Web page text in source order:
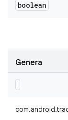
boolean
Genera